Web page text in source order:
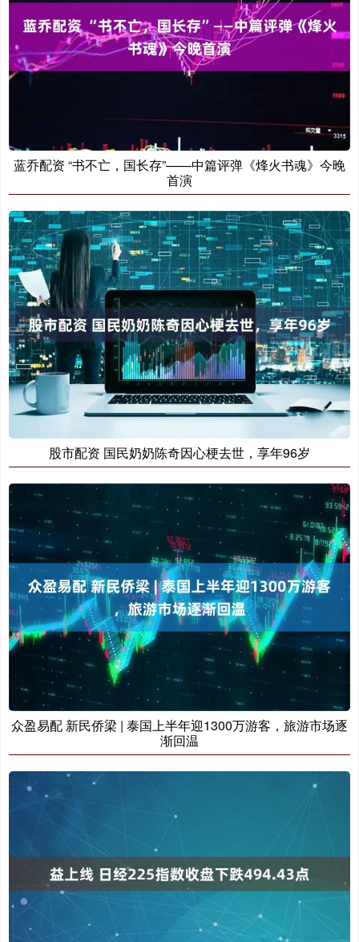
蓝乔配资 “书不亡，国长存”——中篇评弹《烽火书魂》今晚
首演
股市配资 国民奶奶陈奇因心梗去世，享年96岁
众盈易配 新民侨梁 | 泰国上半年迎1300万游客，旅游市场逐
渐回温